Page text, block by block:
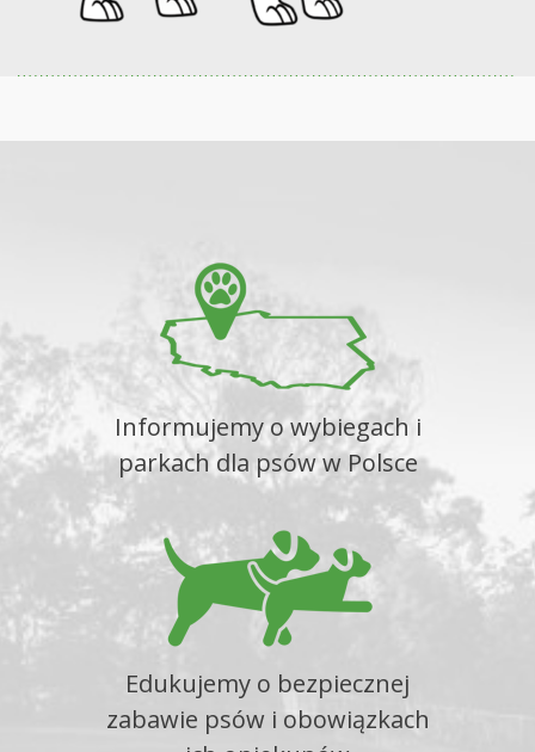
Informujemy o wybiegach i
parkach dla psów w Polsce
Edukujemy o bezpiecznej
zabawie psów i obowiązkach